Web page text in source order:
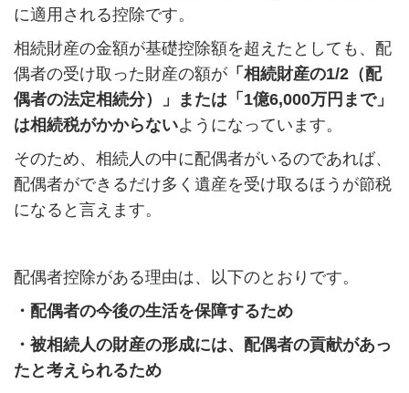
に適用される控除です。
相続財産の金額が基礎控除額を超えたとしても、配
偶者の受け取った財産の額が「相続財産の1/2（配
偶者の法定相続分）」または「1億6,000万円まで」
は相続税がかからないようになっています。
そのため、相続人の中に配偶者がいるのであれば、
配偶者ができるだけ多く遺産を受け取るほうが節税
になると言えます。
配偶者控除がある理由は、以下のとおりです。
・配偶者の今後の生活を保障するため
・被相続人の財産の形成には、配偶者の貢献があっ
たと考えられるため